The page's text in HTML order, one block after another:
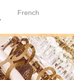
French